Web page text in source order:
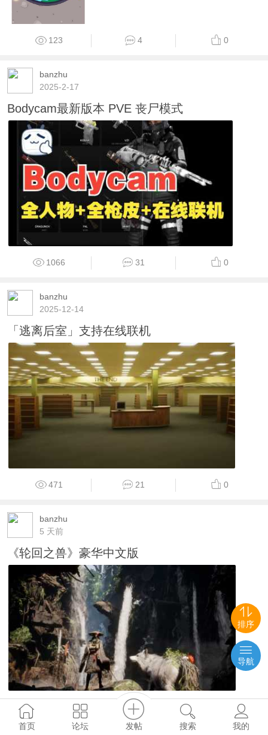
123 4 0
banzhu
2025-2-17
Bodycam最新版本 PVE 丧尸模式
1066 31 0
banzhu
2025-12-14
「逃离后室」支持在线联机
471 21 0
banzhu
5 天前
《轮回之兽》豪华中文版
2
首页
论坛 发帖 搜索 我的
排序
导航